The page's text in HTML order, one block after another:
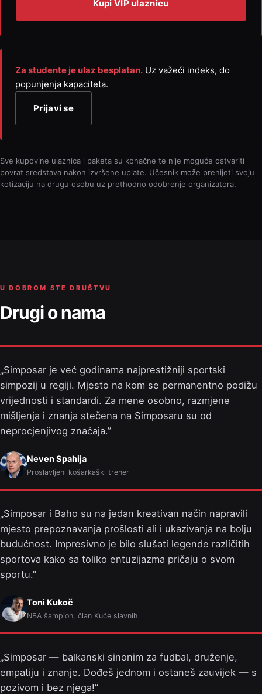
Kupi VIP ulaznicu
Za studente je ulaz besplatan. Uz važeći indeks, do
popunjenja kapaciteta.
Prijavi se
Sve kupovine ulaznica i paketa su konačne te nije moguće ostvariti
povrat sredstava nakon izvršene uplate. Učesnik može prenijeti svoju
kotizaciju na drugu osobu uz prethodno odobrenje organizatora.
U DOBROM STE DRUŠTVU
Drugi o nama
Simposar je već godinama najprestižniji sportski
simpozij u regiji. Mjesto na kom se permanentno podižu
vrijednosti i standardi. Za mene osobno, razmjene
mišljenja i znanja stečena na Simposaru su od
neprocjenjivog značaja.
Neven Spahija
Proslavljeni košarkaški trener
Simposar i Baho su na jedan kreativan način napravili
mjesto prepoznavanja prošlosti ali i ukazivanja na bolju
budućnost. Impresivno je bilo slušati legende različitih
sportova kako sa toliko entuzijazma pričaju o svom
sportu.
Toni Kukoč
NBA šampion, član Kuće slavnih
Simposar — balkanski sinonim za fudbal, druženje,
empatiju i znanje. Dođeš jednom i ostaneš zauvijek — s
pozivom i bez njega!